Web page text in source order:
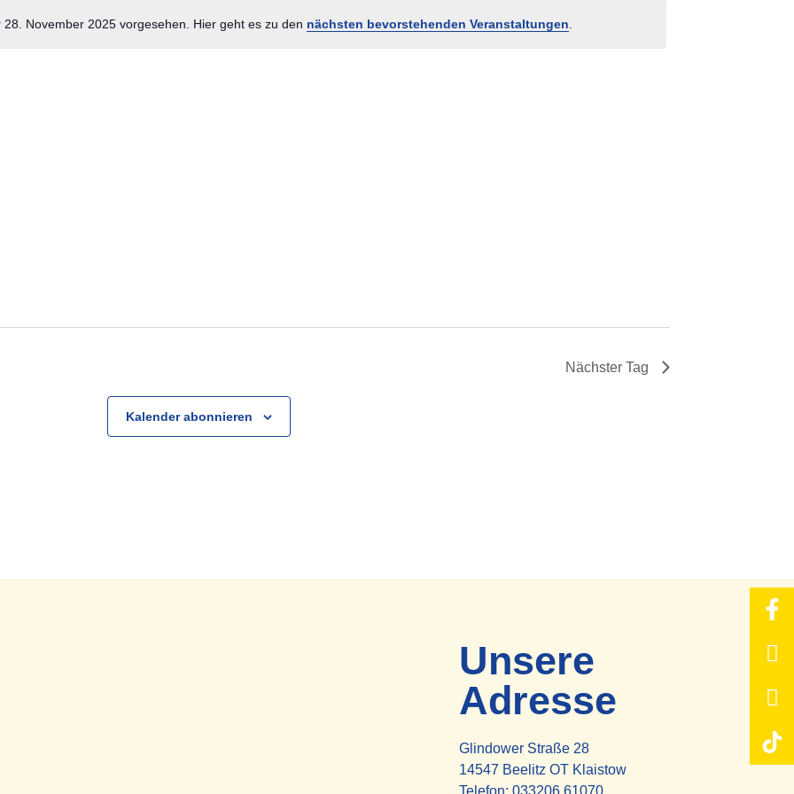
Hinweis
28. November 2025 vorgesehen. Hier geht es zu den nächsten bevorstehenden Veranstaltungen
Nächster Tag
Kalender abonnieren
Unsere
Adresse
Glindower Straße 28
14547 Beelitz OT Klaistow
Telefon: 033206 61070